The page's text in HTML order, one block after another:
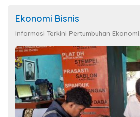
Ekonomi Bisnis
Informasi Terkini Pertumbuhan